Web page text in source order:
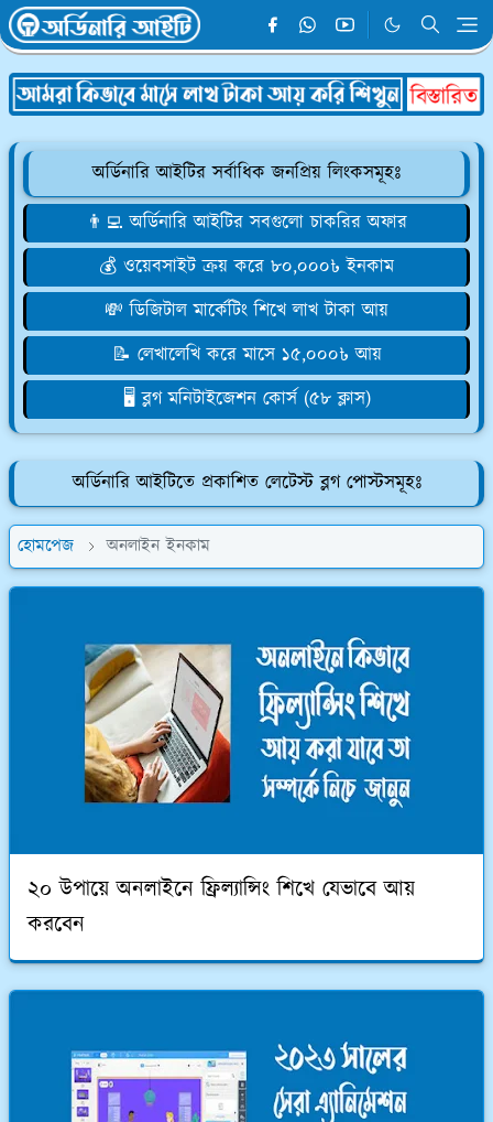
অর্ডিনারি আইটির সর্বাধিক জনপ্রিয় লিংকসমূহঃ
👨‍💻 অর্ডিনারি আইটির সবগুলো চাকরির অফার
💰 ওয়েবসাইট ক্রয় করে ৮০,০০০৳ ইনকাম
💸 ডিজিটাল মার্কেটিং শিখে লাখ টাকা আয়
📝 লেখালেখি করে মাসে ১৫,০০০৳ আয়
🖥️ ব্লগ মনিটাইজেশন কোর্স (৫৮ ক্লাস)
অর্ডিনারি আইটিতে প্রকাশিত লেটেস্ট ব্লগ পোস্টসমূহঃ
হোমপেজ অনলাইন ইনকাম
২০ উপায়ে অনলাইনে ফ্রিল্যান্সিং শিখে যেভাবে আয়
করবেন